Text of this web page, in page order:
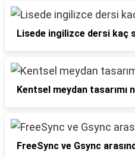
Lisede ingilizce dersi kaç
Kentsel meydan tasarımı
FreeSync ve Gsync